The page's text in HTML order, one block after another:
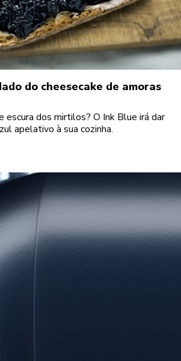
do cheesecake de amoras
escura dos mirtilos? O Ink Blue irá dar
apelativo à sua cozinha.